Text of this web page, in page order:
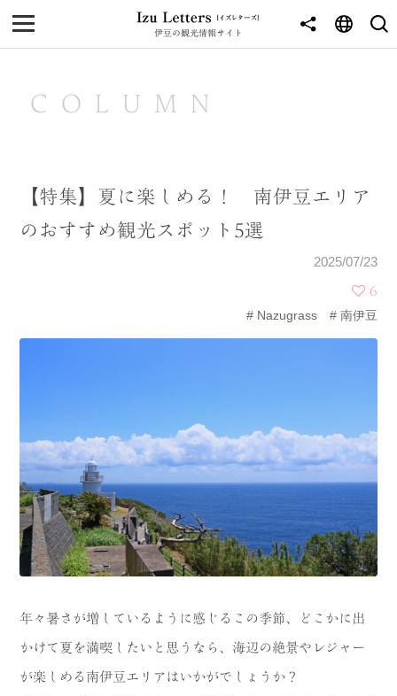
伊豆の観光情報サイト
MENU
NEWS
東伊豆
海 岬
温泉 花
池・滝・川 山・公園・棚田
町並み 観光施設
動物と触れ合える場所 カフェ・スイーツ
神社仏閣 食
COLUMN
【特集】夏に楽しめる！ 南伊豆エリア
のおすすめ観光スポット5選
2025/07/23
6
Nazugrass
南伊豆
年々暑さが増しているように感じるこの季節、どこかに出
かけて夏を満喫したいと思うなら、海辺の絶景やレジャー
が楽しめる南伊豆エリアはいかがでしょうか？